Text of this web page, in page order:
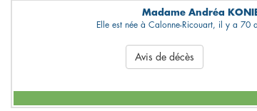
Madame Andréa
Elle est née à Calonne-Ricouart, il y a 70
Avis de décès